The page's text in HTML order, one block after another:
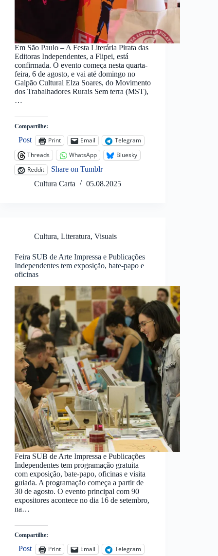
Em São Paulo – A Festa Literária Pirata das
Editoras Independentes, a Flipei, está
confirmada. O evento começa nesta quarta-
feira, 6 de agosto, e vai até domingo no
Galpão Cultural Elza Soares, do Movimento
dos Trabalhadores Rurais Sem terra (MST),
…
Compartilhe:
Post Print Email
Telegram
Threads
WhatsApp
Bluesky
Reddit
Share on Tumblr
Cultura Carta
05.08.2025
Cultura, Literatura, Visuais
Feira SUB de Arte Impressa e Publicações
Independentes tem exposição, bate-papo e
oficinas
Feira SUB de Arte Impressa e Publicações
Independentes tem programação gratuita
com exposição, bate-papo, oficinas e visita
guiada. A programação começa a partir de
30 de agosto. O evento principal com 90
expositores acontece no dia 16 de setembro,
na…
Compartilhe:
Post Print Email
Telegram